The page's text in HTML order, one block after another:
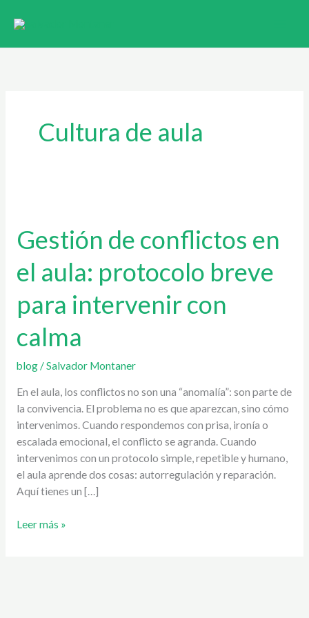
Cultura de aula
Gestión de conflictos en
el aula: protocolo breve
para intervenir con
calma
blog/Salvador Montaner
En el aula, los conflictos no son una “anomalía”: son parte de
la convivencia. El problema no es que aparezcan, sino cómo
intervenimos. Cuando respondemos con prisa, ironía o
escalada emocional, el conflicto se agranda. Cuando
intervenimos con un protocolo simple, repetible y humano,
el aula aprende dos cosas: autorregulación y reparación.
Aquí tienes un […]
conflictos
en
aula:
breve
para
intervenir
con
Leer más »